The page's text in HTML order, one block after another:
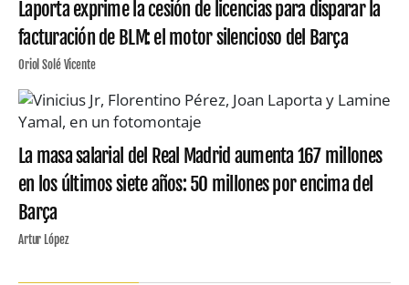
Laporta exprime la cesión de licencias para disparar la
facturación de BLM: el motor silencioso del Barça
Oriol Solé Vicente
La masa salarial del Real Madrid aumenta 167 millones
en los últimos siete años: 50 millones por encima del
Barça
Artur López